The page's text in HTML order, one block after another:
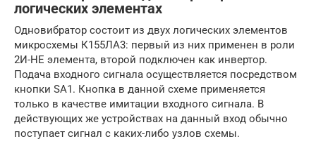
логических элементах
Одновибратор состоит из двух логических элементов
микросхемы К155ЛА3: первый из них применен в роли
2И-НЕ элемента, второй подключен как инвертор.
Подача входного сигнала осуществляется посредством
кнопки SA1. Кнопка в данной схеме применяется
только в качестве имитации входного сигнала. В
действующих же устройствах на данный вход обычно
поступает сигнал с каких-либо узлов схемы.